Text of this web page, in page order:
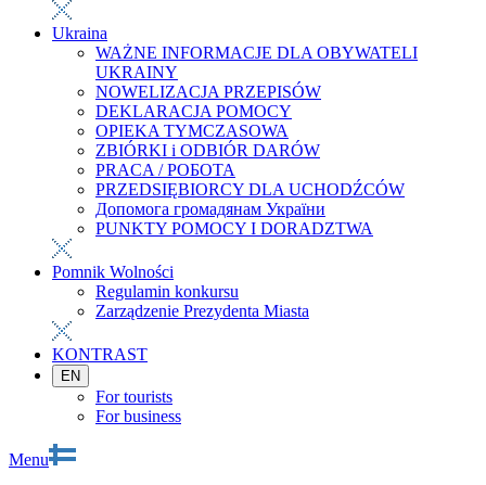
Ukraina
WAŻNE INFORMACJE DLA OBYWATELI
UKRAINY
NOWELIZACJA PRZEPISÓW
DEKLARACJA POMOCY
OPIEKA TYMCZASOWA
ZBIÓRKI i ODBIÓR DARÓW
PRACA / РОБОТА
PRZEDSIĘBIORCY DLA UCHODŹCÓW
Допомога громадянам України
PUNKTY POMOCY I DORADZTWA
Pomnik Wolności
Regulamin konkursu
Zarządzenie Prezydenta Miasta
KONTRAST
EN
For tourists
For business
Menu